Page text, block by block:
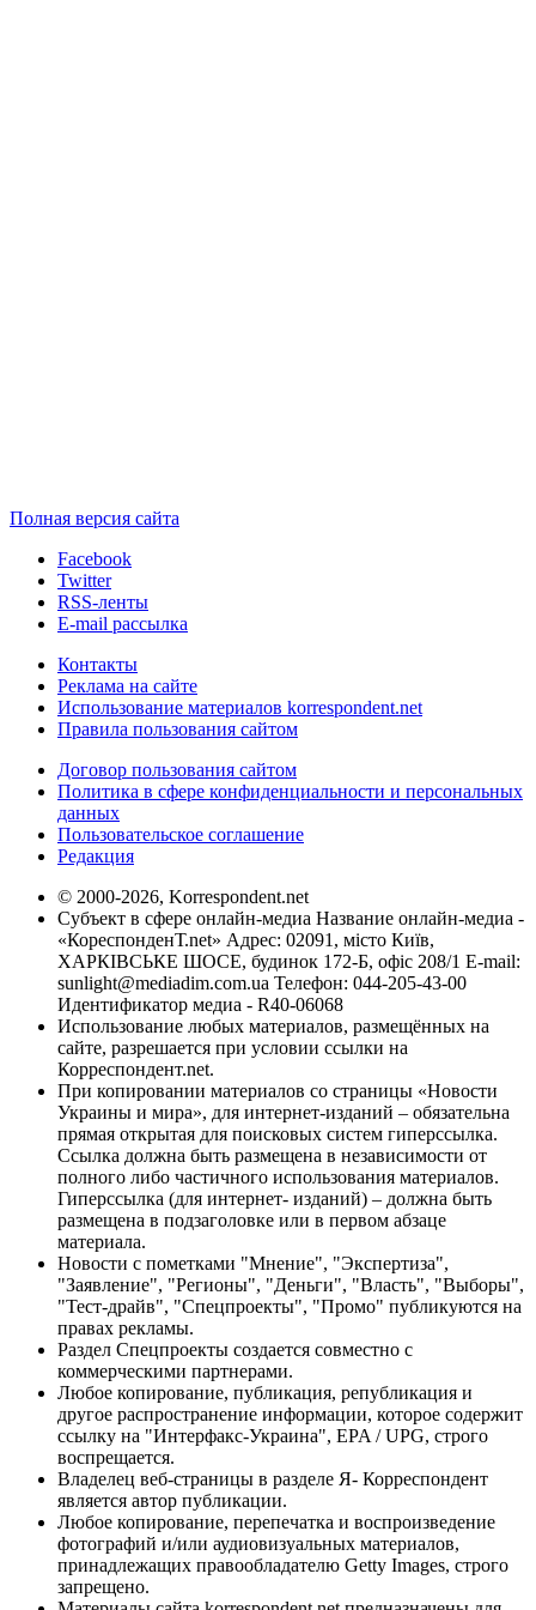
Полная версия сайта
Facebook
Twitter
RSS-ленты
E-mail рассылка
Контакты
Реклама на сайте
Использование материалов korrespondent.net
Правила пользования сайтом
Договор пользования сайтом
Политика в сфере конфиденциальности и персональных
данных
Пользовательское соглашение
Редакция
© 2000-2026, Korrespondent.net
Субъект в сфере онлайн-медиа Название онлайн-медиа -
«КореспонденТ.net» Адрес: 02091, місто Київ,
ХАРКІВСЬКЕ ШОСЕ, будинок 172-Б, офіс 208/1 E-mail:
sunlight@mediadim.com.ua Телефон: 044-205-43-00
Идентификатор медиа - R40-06068
Использование любых материалов, размещённых на
сайте, разрешается при условии ссылки на
Корреспондент.net.
При копировании материалов со страницы «Новости
Украины и мира», для интернет-изданий – обязательна
прямая открытая для поисковых систем гиперссылка.
Ссылка должна быть размещена в независимости от
полного либо частичного использования материалов.
Гиперссылка (для интернет- изданий) – должна быть
размещена в подзаголовке или в первом абзаце
материала.
Новости с пометками "Мнение", "Экспертиза",
"Заявление", "Регионы", "Деньги", "Власть", "Выборы",
"Тест-драйв", "Спецпроекты", "Промо" публикуются на
правах рекламы.
Раздел Спецпроекты создается совместно с
коммерческими партнерами.
Любое копирование, публикация, републикация и
другое распространение информации, которое содержит
ссылку на "Интерфакс-Украина", EPA / UPG, строго
воспрещается.
Владелец веб-страницы в разделе Я- Корреспондент
является автор публикации.
Любое копирование, перепечатка и воспроизведение
фотографий и/или аудиовизуальных материалов,
принадлежащих правообладателю Getty Images, строго
запрещено.